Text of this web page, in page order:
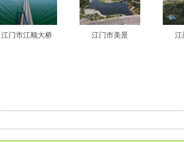
江门市江顺大桥 江门市美景 江